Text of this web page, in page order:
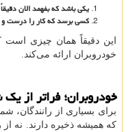
یکی باشد که بفهمد الان
کسی برسد که کار را درست و
این دقیقاً همان چیزی
خودروبران ارائه می‌کند.
خودروبران؛ فراتر از
برای بسیاری از رانندگان،
که همیشه ذخیره دارند. نه